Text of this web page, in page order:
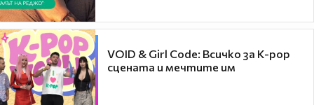
VOID & Girl Code: Всичко за K-pop
сцената и мечтите им